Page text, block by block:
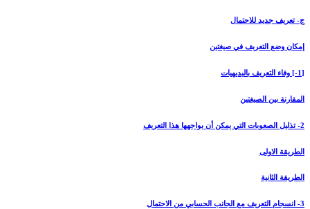
ج- تعريف جديد للاحتمال‏
إمكان وضع التعريف في صيغتين
[1-] وفاء التعريف بالبديهيات
المقارنة بين الصيغتين
2- تذليل الصعوبات التي يمكن أن يواجهها هذا التعريف
الطريقة الاولى
الطريقة الثانية
3- انسجام التعريف مع الجانب الحسابي من الاحتمال‏